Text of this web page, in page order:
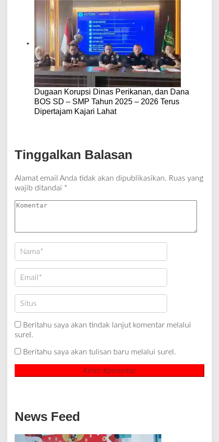
Dugaan Korupsi Dinas Perikanan, dan Dana
BOS SD – SMP Tahun 2025 – 2026 Terus
Dipertajam Kajari Lahat
Tinggalkan Balasan
Alamat email Anda tidak akan dipublikasikan. Ruas yang
wajib ditandai *
Beritahu saya akan tindak lanjut komentar melalui
surel.
Beritahu saya akan tulisan baru melalui surel.
News Feed